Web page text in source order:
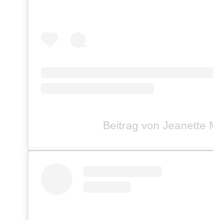
Beitrag von Jeanette